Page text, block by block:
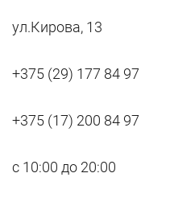
ул.Кирова, 13
+375 (29) 177 84 97
+375 (17) 200 84 97
с 10:00 до 20:00